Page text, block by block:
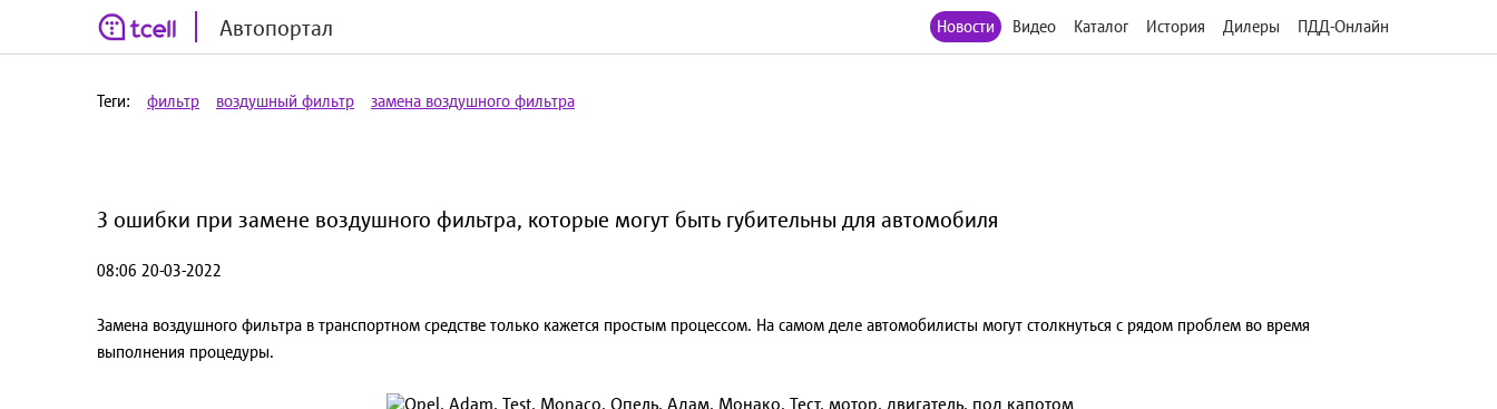
Автопортал Новости Видео Каталог История Дилеры ПДД-Онлайн
Теги: фильтр воздушный фильтр замена воздушного фильтра
3 ошибки при замене воздушного фильтра, которые могут быть губительны для автомобиля
08:06 20-03-2022
Замена воздушного фильтра в транспортном средстве только кажется простым процессом. На самом деле автомобилисты могут столкнуться с рядом проблем во время
выполнения процедуры.